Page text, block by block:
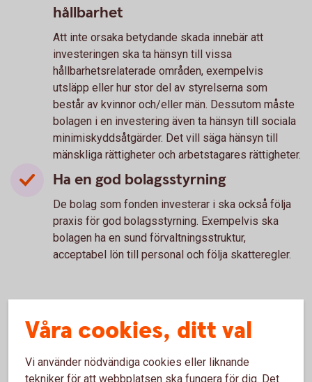
hållbarhet
Att inte orsaka betydande skada innebär att
investeringen ska ta hänsyn till vissa
hållbarhetsrelaterade områden, exempelvis
utsläpp eller hur stor del av styrelserna som
består av kvinnor och/eller män. Dessutom måste
bolagen i en investering även ta hänsyn till sociala
minimiskyddsåtgärder. Det vill säga hänsyn till
mänskliga rättigheter och arbetstagares rättigheter.
Ha en god bolagsstyrning
De bolag som fonden investerar i ska också följa
praxis för god bolagsstyrning. Exempelvis ska
bolagen ha en sund förvaltningsstruktur,
acceptabel lön till personal och följa skatteregler.
Vad värnar du om?
En fond kan välja bort sådant som har negativ
påverkan exempelvis miljö och social hållbarhet. Du
Våra cookies, ditt val
Vi använder nödvändiga cookies eller liknande
tekniker för att webbplatsen ska fungera för dig. Det